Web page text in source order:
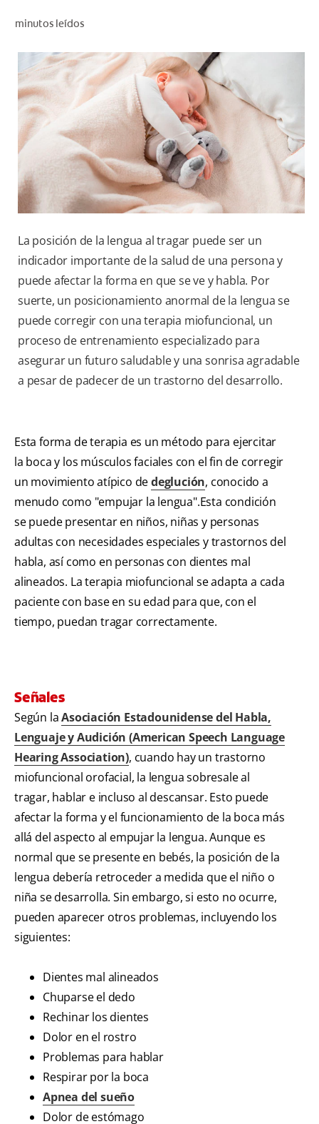
PROMOCIONES
NI (ES)
SUSCRÍBASE
minutos leídos
La posición de la lengua al tragar puede ser un
indicador importante de la salud de una persona y
puede afectar la forma en que se ve y habla. Por
suerte, un posicionamiento anormal de la lengua se
puede corregir con una terapia miofuncional, un
proceso de entrenamiento especializado para
asegurar un futuro saludable y una sonrisa agradable
a pesar de padecer de un trastorno del desarrollo.
Esta forma de terapia es un método para ejercitar
la boca y los músculos faciales con el fin de corregir
un movimiento atípico dedeglución, conocido a
menudo como "empujar la lengua".Esta condición
se puede presentar en niños, niñas y personas
adultas con necesidades especiales y trastornos del
habla, así como en personas con dientes mal
alineados. La terapia miofuncional se adapta a cada
paciente con base en su edad para que, con el
tiempo, puedan tragar correctamente.
Señales
Según laAsociación Estadounidense del Habla,
Lenguaje y Audición (American Speech Language
Hearing Association), cuando hay un trastorno
miofuncional orofacial, la lengua sobresale al
tragar, hablar e incluso al descansar. Esto puede
afectar la forma y el funcionamiento de la boca más
allá del aspecto al empujar la lengua. Aunque es
normal que se presente en bebés, la posición de la
lengua debería retroceder a medida que el niño o
niña se desarrolla. Sin embargo, si esto no ocurre,
pueden aparecer otros problemas, incluyendo los
siguientes:
Dientes mal alineados
Chuparse el dedo
Rechinar los dientes
Dolor en el rostro
Problemas para hablar
Respirar por la boca
Apnea del sueño
Dolor de estómago